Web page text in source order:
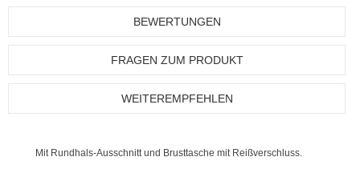
BEWERTUNGEN
FRAGEN ZUM PRODUKT
WEITEREMPFEHLEN
Mit Rundhals-Ausschnitt und Brusttasche mit Reißverschluss.